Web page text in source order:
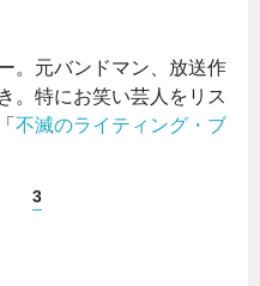
。元バンドマン、放送作
。特にお笑い芸人をリス
不滅のライティング・ブ
3